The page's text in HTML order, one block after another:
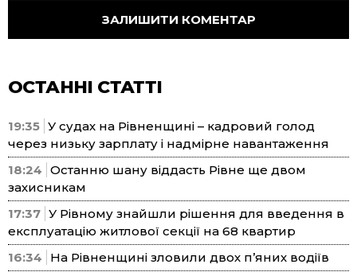
ОСТАННІ СТАТТІ
19:35 У судах на Рівненщині – кадровий голод
через низьку зарплату і надмірне навантаження
18:24 Останню шану віддасть Рівне ще двом
захисникам
17:37 У Рівному знайшли рішення для введення в
експлуатацію житлової секції на 68 квартир
16:34
На Рівненщині зловили двох п’яних водіїв